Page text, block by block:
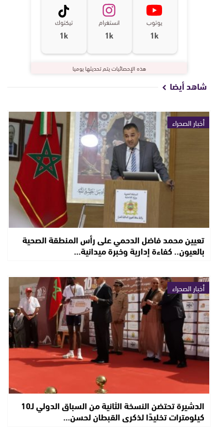
يوتوب
1k
انستغرام
1k
تيكتوك
1k
هذه الإحصائيات يتم تحديثها يوميا
شاهد أيضا
أخبار الصحراء
تعيين محمد فاضل الدحمي على رأس المنطقة الصحية
بالعيون.. كفاءة إدارية وخبرة ميدانية…
أخبار الصحراء
الدشيرة تحتضن النسخة الثانية من السباق الدولي لـ10
كيلومترات تخليدًا لذكرى القبطان لحسن…